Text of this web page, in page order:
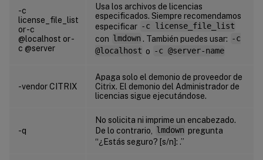
-c
license_file_list
or -c
@localhost or -
c @server
Usa los archivos de licencias
especificados. Siempre recomendamos
especificar -c license_file_list
con
lmdown . También puedes usar: -c
@localhost o -c @server-name
-vendor CITRIX
Apaga solo el demonio de proveedor de
Citrix. El demonio del Administrador de
licencias sigue ejecutándose.
-q
No solicita ni imprime un encabezado.
De lo contrario,
lmdown pregunta
“¿Estás seguro? [s/n]: .”